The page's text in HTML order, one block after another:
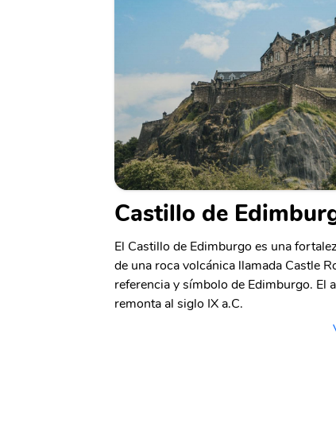
Castillo de
El Castillo de Edimburgo es una
de una roca volcánica llamada Castle
referencia y símbolo de Edimburgo. El
remonta al siglo IX a.C.